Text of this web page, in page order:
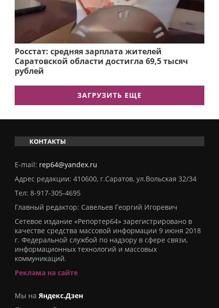
Росстат: средняя зарплата жителей
Саратовской области достигла 69,5 тысяч
рублей
ЗАГРУЗИТЬ ЕЩЕ
КОНТАКТЫ
E-mail: rep64@yandex.ru
Адрес редакции: 410600, г.Саратов, ул.Вольская 32/34
Тел: 8-917-305-4695
Главный редактор: Савельев Георгий Игоревич
Сетевое издание «Репортер64» зарегистрировано в
качестве средства массовой информации 9 июня 2018
г. Федеральной службой по надзору в сфере связи,
информационных технологий и массовых
коммуникаций.
Реклама на сайте
Мы на Яндекс.Дзен